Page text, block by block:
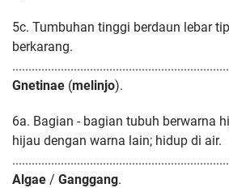
5c. Tumbuhan tinggi berdaun lebar
berkarang.
Gnetinae (melinjo).
6a. Bagian - bagian tubuh berwarna
hijau dengan warna lain; hidup di air.
Algae / Ganggang.